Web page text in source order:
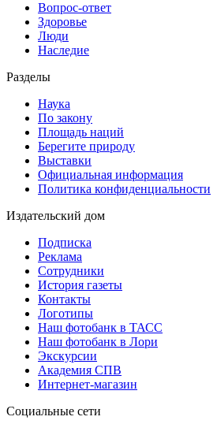
Вопрос-ответ
Здоровье
Люди
Наследие
Разделы
Наука
По закону
Площадь наций
Берегите природу
Выставки
Официальная информация
Политика конфиденциальности
Издательский дом
Подписка
Реклама
Сотрудники
История газеты
Контакты
Логотипы
Наш фотобанк в ТАСС
Наш фотобанк в Лори
Экскурсии
Академия СПВ
Интернет-магазин
Социальные сети